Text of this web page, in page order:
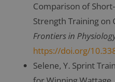
Comparison of
Strength Training on
Frontiers in
https://doi.org/
Selene, Y. Sprint